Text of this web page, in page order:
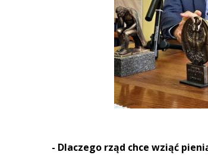
- Dlaczego rząd chce wziąć